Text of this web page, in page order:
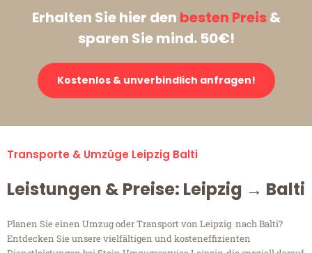
Erhalten Sie hier den besten Preis&
sparen Sie mind. 50€!
Kostenlos & unverbindlich anfragen!
Transporte & Umzüge Leipzig Balti
Leistungen & Preise: Leipzig → Balti
Planen Sie einen Umzug oder Transport von Leipzig nach Balti?
Entdecken Sie unsere vielfältigen und kosteneffizienten